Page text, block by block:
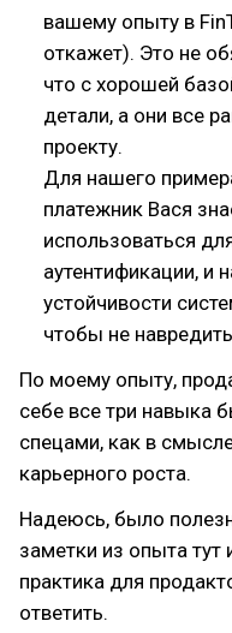
вашему опыту в
откажет). Это не
что с хорошей
детали, а они все
проекту.
Для нашего
платежник Вася
использоваться
аутентификации, и
устойчивости
чтобы не
По моему опыту,
себе все три навыка
спецами, как в
карьерного роста.
Надеюсь, было
заметки из опыта тут
практика для
ответить.